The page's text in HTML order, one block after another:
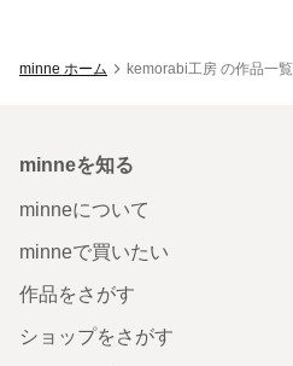
minne ホーム kemorabi工房 の作品一覧
minneを知る
minneについて
minneで買いたい
作品をさがす
ショップをさがす